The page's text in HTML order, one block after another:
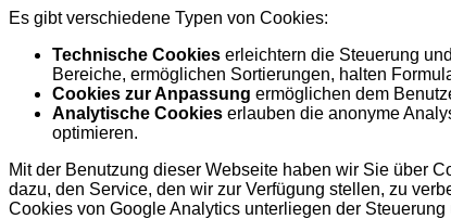
Es gibt verschiedene Typen von Cookies:
Technische Cookies erleichtern die Steuerung
Bereiche, ermöglichen Sortierungen, halten
Cookies zur Anpassung ermöglichen dem
Analytische Cookies erlauben die anonyme
optimieren.
Mit der Benutzung dieser Webseite haben wir Sie über
dazu, den Service, den wir zur Verfügung stellen, zu
Cookies von Google Analytics unterliegen der